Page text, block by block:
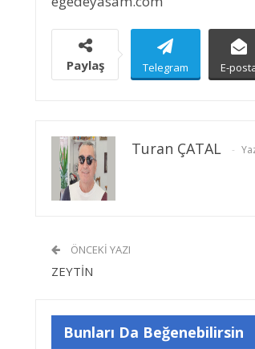
Paylaş Telegram E-
Turan ÇATAL
ÖNCEKI YAZI
ZEYTİN
Bunları Da Beğenebilirsin